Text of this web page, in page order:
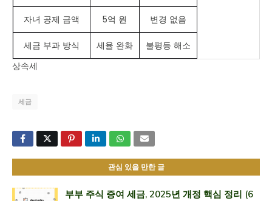
자녀 공제 금액 5억 원 변경 없음
세금 부과 방식 세율 완화
불평등 해소
상속세
세금
관심 있을 만한 글
부부 주식 증여 세금, 2025년 개정 핵심 정리 (6